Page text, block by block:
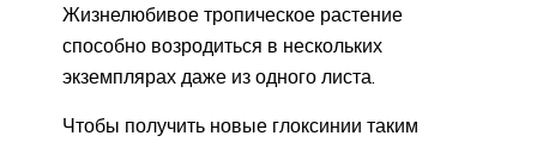
Жизнелюбивое тропическое растение
способно возродиться в нескольких
экземплярах даже из одного листа.
Чтобы получить новые глоксинии таким